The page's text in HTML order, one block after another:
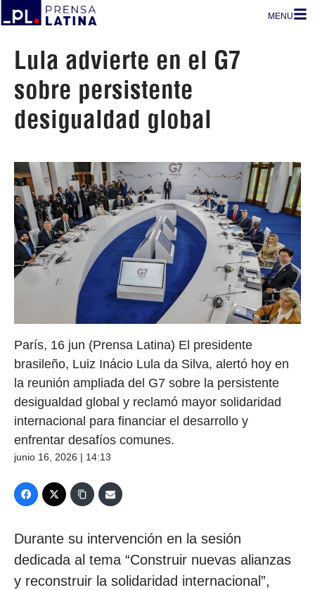
MENU
Lula advierte en el G7
sobre persistente
desigualdad global
París, 16 jun (Prensa Latina) El presidente
brasileño, Luiz Inácio Lula da Silva, alertó hoy en
la reunión ampliada del G7 sobre la persistente
desigualdad global y reclamó mayor solidaridad
internacional para financiar el desarrollo y
enfrentar desafíos comunes.
junio 16, 2026 | 14:13
Durante su intervención en la sesión
dedicada al tema “Construir nuevas alianzas
y reconstruir la solidaridad internacional”,